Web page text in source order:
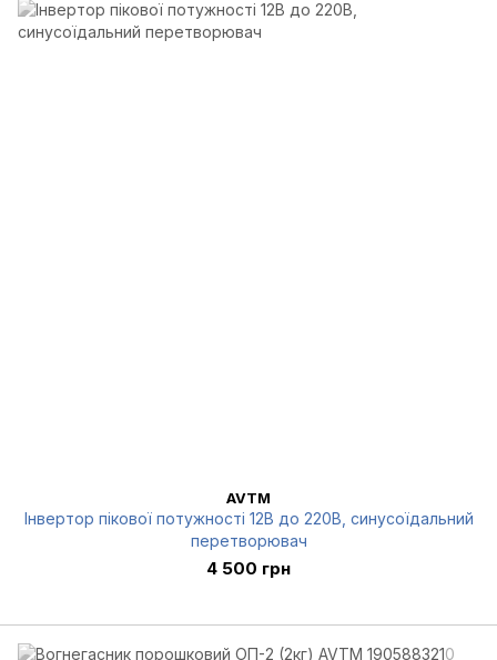
AVTM
Інвертор пікової потужності 12В до 220В, синусоїдальний
перетворювач
4 500 грн